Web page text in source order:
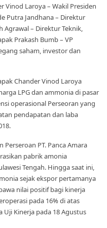
Vinod Laroya – Wakil Presiden
Putra Jandhana – Direktur
Agrawal – Direktur Teknik,
Prakash Bumb – VP
saham, investor dan
Chander Vinod Laroya
LPG dan ammonia di pasar
operasional Perseoran yang
pendapatan dan laba
Perseroan PT. Panca Amara
pabrik amonia
Tengah. Hingga saat ini,
sejak ekspor pertamanya
nilai positif bagi kinerja
pada 16% di atas
Kinerja pada 18 Agustus